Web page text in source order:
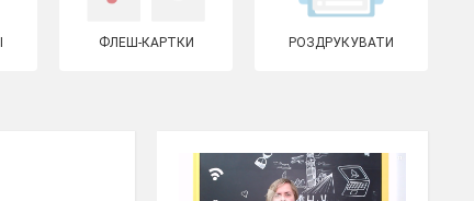
ФЛЕШ-КАРТКИ РОЗДРУКУВАТИ